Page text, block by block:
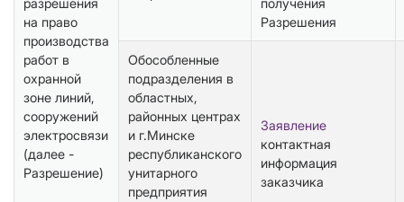
разрешения
на право
производства
работ в
охранной
зоне линий,
сооружений
электросвязи
(далее -
Разрешение)
получения
Разрешения
Обособленные
подразделения в
областных,
районных центрах
и г.Минске
республиканского
унитарного
предприятия
Заявление
контактная
информация
заказчика